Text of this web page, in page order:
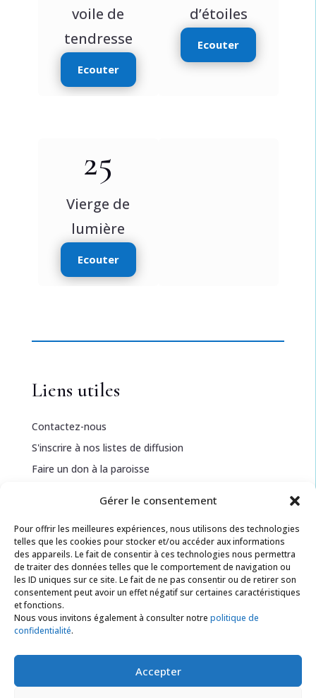
Gérer le consentement
Pour offrir les meilleures expériences, nous utilisons des technologies
telles que les cookies pour stocker et/ou accéder aux informations
des appareils. Le fait de consentir à ces technologies nous permettra
de traiter des données telles que le comportement de navigation ou
les ID uniques sur ce site. Le fait de ne pas consentir ou de retirer son
consentement peut avoir un effet négatif sur certaines caractéristiques
et fonctions.
Nous vous invitons également à consulter notre politique de
confidentialité.
Accepter
voile de
tendresse
Ecouter
d’étoiles
Ecouter
25
Vierge de
lumière
Ecouter
Liens utiles
Contactez-nous
S'inscrire à nos listes de diffusion
Faire un don à la paroisse
Politique de confidentialité
Politique de cookies
Conditions générales
Ressources
Documents téléchargeables
Feuillets de chants pour la messe